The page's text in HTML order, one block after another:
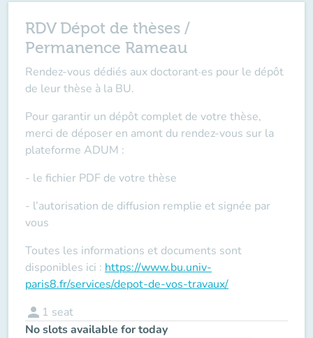
RDV Dépot de thèses /
Permanence Rameau
Rendez-vous dédiés aux doctorant·es pour le dépôt
de leur thèse à la BU.
Pour garantir un dépôt complet de votre thèse,
merci de déposer en amont du rendez-vous sur la
plateforme ADUM :
- le fichier PDF de votre thèse
- l’autorisation de diffusion remplie et signée par
vous
Toutes les informations et documents sont
disponibles ici : https://www.bu.univ-
paris8.fr/services/depot-de-vos-travaux/
person 1 seat
No slots available for today